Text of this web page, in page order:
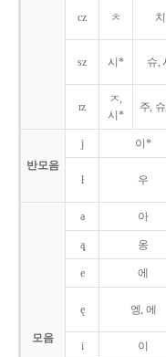
cz ㅊ 치
sz 시* 슈,
rz
ㅈ,
시*
주, 슈
반모음
j 이*
ł 우
모음
a 아
ą̨ 옹
e 에
ę 엥, 에
i 이